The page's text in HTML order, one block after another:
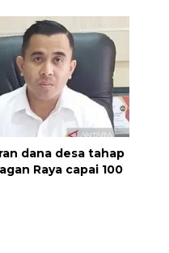
dana desa tahap
Raya capai 100